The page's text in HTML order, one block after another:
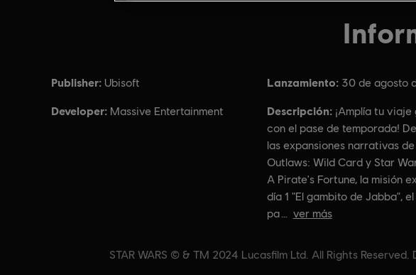
Publisher: Ubisoft
Developer: Massive Entertainment
Lanzamiento: 30 de agosto
Descripción: ¡Amplía tu
con el pase de temporada!
las expansiones narrativas
Outlaws: Wild Card y Star
A Pirate's Fortune, la misión
día 1 "El gambito de Jabba",
pa
ver más
STAR WARS © & TM 2024 Lucasfilm Ltd. All Rights